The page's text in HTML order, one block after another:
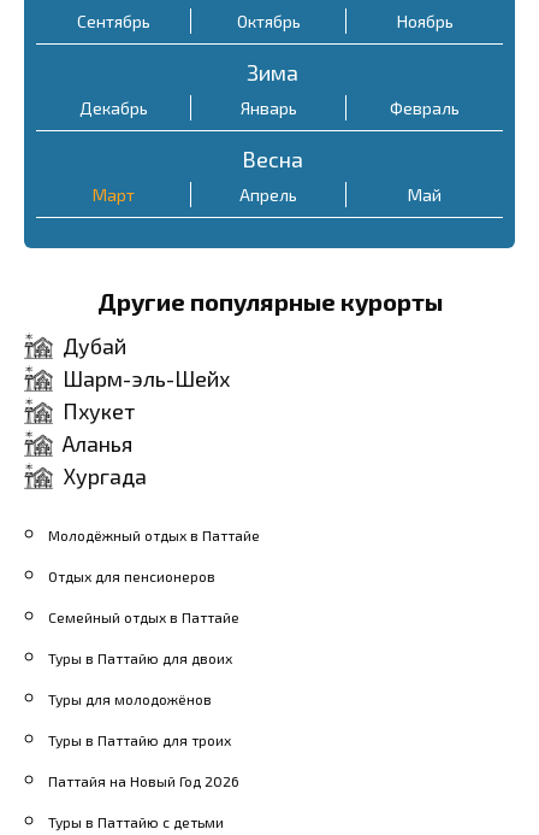
Сентябрь Октябрь Ноябрь
Зима
Декабрь Январь Февраль
Весна
Март Апрель Май
Другие популярные курорты
Дубай
Шарм-эль-Шейх
Пхукет
Аланья
Хургада
Молодёжный отдых в Паттайе
Отдых для пенсионеров
Семейный отдых в Паттайе
Туры в Паттайю для двоих
Туры для молодожёнов
Туры в Паттайю для троих
Паттайя на Новый Год 2026
Туры в Паттайю с детьми